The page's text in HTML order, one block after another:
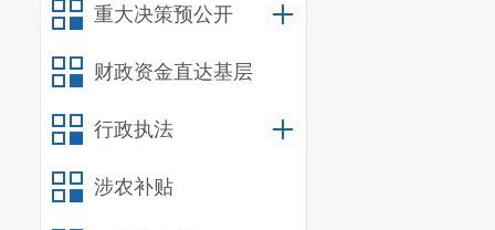
重大决策预公开
财政资金直达基层
行政执法
涉农补贴